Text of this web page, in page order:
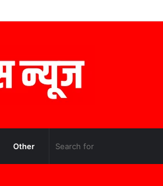
देवेंद्र फडणवीस
Other